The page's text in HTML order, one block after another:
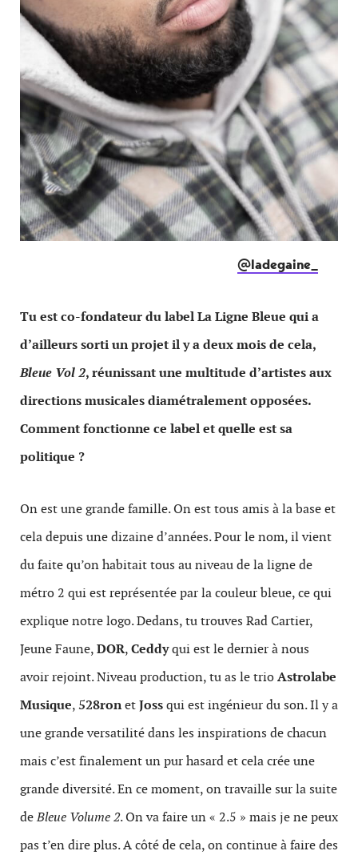
@ladegaine_
Tu est co-fondateur du label La Ligne Bleue qui a
d’ailleurs sorti un projet il y a deux mois de cela,
Bleue Vol 2, réunissant une multitude d’artistes aux
directions musicales diamétralement opposées.
Comment fonctionne ce label et quelle est sa
politique ?
On est une grande famille. On est tous amis à la base et
cela depuis une dizaine d’années. Pour le nom, il vient
du faite qu’on habitait tous au niveau de la ligne de
métro 2 qui est représentée par la couleur bleue, ce qui
explique notre logo. Dedans, tu trouves Rad Cartier,
Jeune Faune,DOR,Ceddyqui est le dernier à nous
avoir rejoint. Niveau production, tu as le trioAstrolabe
Musique, 528ronetJossqui est ingénieur du son. Il y a
une grande versatilité dans les inspirations de chacun
mais c’est finalement un pur hasard et cela crée une
grande diversité. En ce moment, on travaille sur la suite
deBleue Volume 2. On va faire un « 2.5 » mais je ne peux
pas t’en dire plus. A côté de cela, on continue à faire des